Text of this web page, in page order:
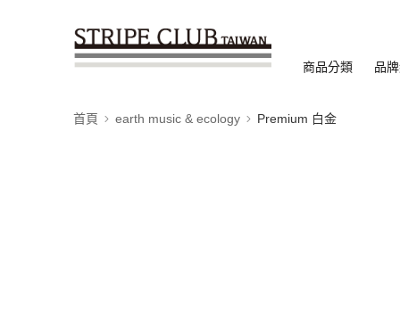
商品分類 品
首頁 earth music & ecology Premium 白金